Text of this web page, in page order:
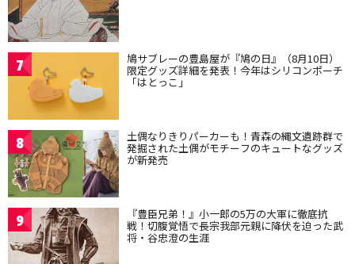
7 鳩サブレーの豊島屋が『鳩の日』（8月10日）
限定グッズ詳細を発表！今年はシリコンポーチ
「はとっこ」
8 土偶なりきりパーカーも！青森の縄文遺跡群で
発掘された土偶がモチーフのキュートなグッズ
が新発売
9 『豊臣兄弟！』小一郎の5万の大軍に徹底抗
戦！切腹覚悟で長宗我部元親に降伏を迫った武
将・谷忠澄の生涯